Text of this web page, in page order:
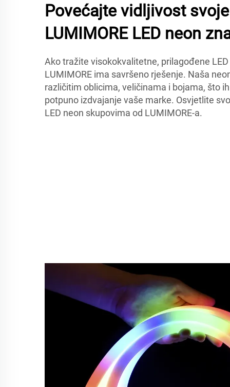
Povećajte vidljivost
LUMIMORE LED neon
Ako tražite visokokvalitetne, prilagođene
LUMIMORE ima savršeno rješenje. Naša
različitim oblicima, veličinama i bojama, što
potpuno izdvajanje vaše marke. Osvjetlite
LED neon skupovima od LUMIMORE-a.